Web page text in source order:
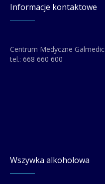
Informacje kontaktowe
Centrum Medyczne Galmedic
tel.:668 660 600
Wszywka alkoholowa